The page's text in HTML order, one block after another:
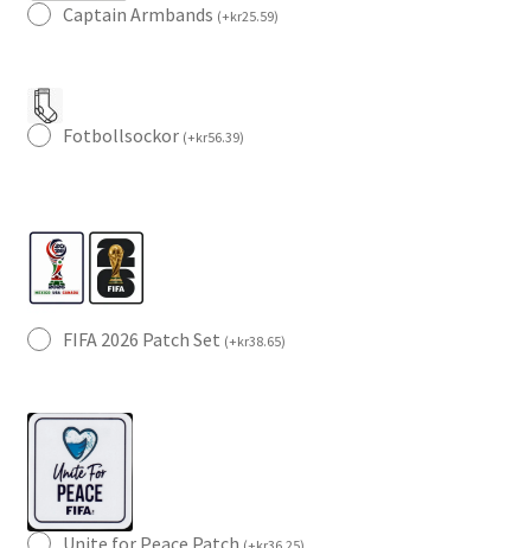
Captain Armbands (+kr25.59)
Fotbollsockor (+kr56.39)
FIFA 2026 Patch Set (+kr38.65)
Unite for Peace Patch